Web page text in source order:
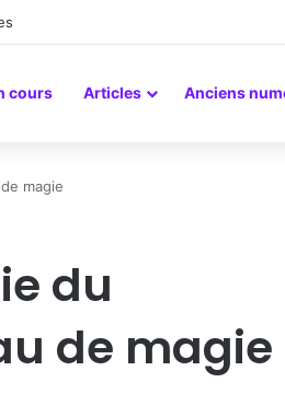
lien
cours Articles Anciens
magie
du
de magie